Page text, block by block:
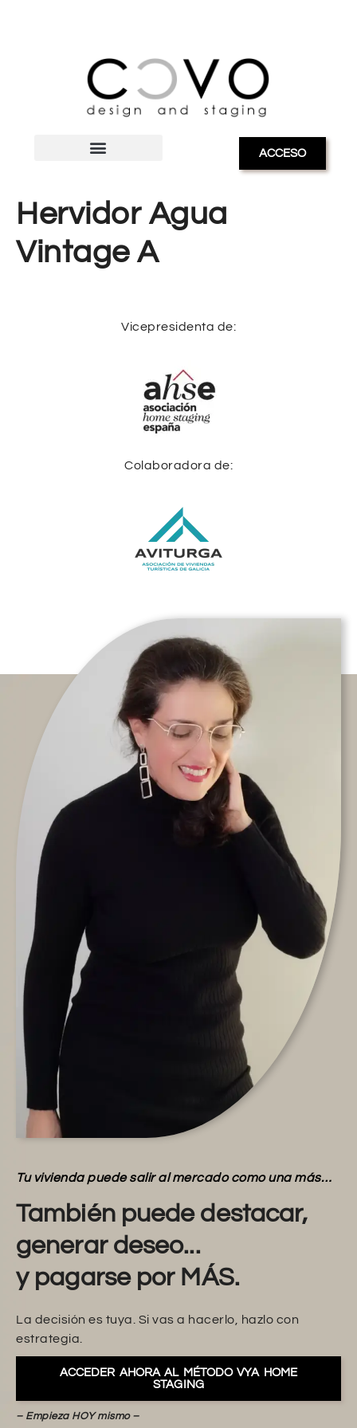
ACCESO
Hervidor Agua
Vintage A
Vicepresidenta de:
Colaboradora de:
Tu vivienda puede salir al mercado como una más…
También puede destacar,
generar deseo...
y pagarse por MÁS.
La decisión es tuya. Si vas a hacerlo, hazlo con
estrategia.
ACCEDER AHORA AL MÉTODO VYA HOME
STAGING
– Empieza HOY mismo –